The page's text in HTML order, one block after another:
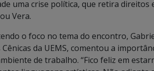
uma crise política, que retira direitos
Vera.
o foco no tema do encontro,
Cênicas da UEMS, comentou a
de trabalho. “Fico feliz em